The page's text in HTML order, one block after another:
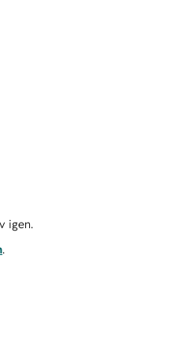
igen.
.